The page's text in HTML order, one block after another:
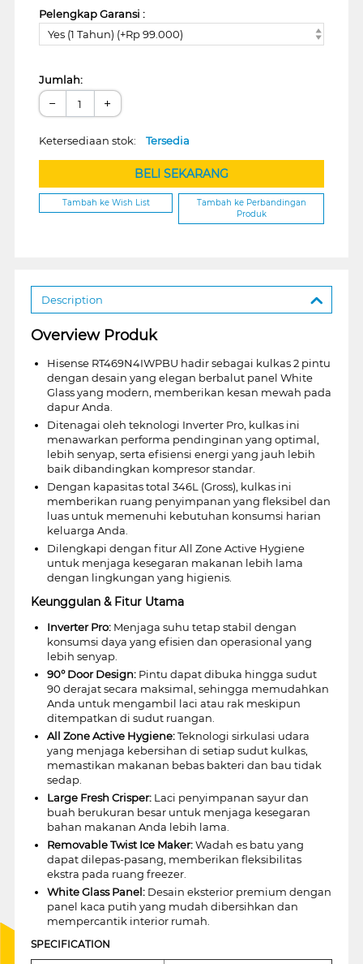
Pelengkap Garansi :
Yes (1 Tahun) (+Rp 99.000)
Jumlah:
− +
Ketersediaan stok: Tersedia
BELI SEKARANG
Tambah ke Wish List
Tambah ke Perbandingan
Produk
Description
Overview Produk
Hisense RT469N4IWPBU hadir sebagai kulkas 2 pintu
dengan desain yang elegan berbalut panel White
Glass yang modern, memberikan kesan mewah pada
dapur Anda.
Ditenagai oleh teknologi Inverter Pro, kulkas ini
menawarkan performa pendinginan yang optimal,
lebih senyap, serta efisiensi energi yang jauh lebih
baik dibandingkan kompresor standar.
Dengan kapasitas total 346L (Gross), kulkas ini
memberikan ruang penyimpanan yang fleksibel dan
luas untuk memenuhi kebutuhan konsumsi harian
keluarga Anda.
Dilengkapi dengan fitur All Zone Active Hygiene
untuk menjaga kesegaran makanan lebih lama
dengan lingkungan yang higienis.
Keunggulan & Fitur Utama
Inverter Pro:Menjaga suhu tetap stabil dengan
konsumsi daya yang efisien dan operasional yang
lebih senyap.
90° Door Design:Pintu dapat dibuka hingga sudut
90 derajat secara maksimal, sehingga memudahkan
Anda untuk mengambil laci atau rak meskipun
ditempatkan di sudut ruangan.
All Zone Active Hygiene:Teknologi sirkulasi udara
yang menjaga kebersihan di setiap sudut kulkas,
memastikan makanan bebas bakteri dan bau tidak
sedap.
Large Fresh Crisper:Laci penyimpanan sayur dan
buah berukuran besar untuk menjaga kesegaran
bahan makanan Anda lebih lama.
Removable Twist Ice Maker:Wadah es batu yang
dapat dilepas-pasang, memberikan fleksibilitas
ekstra pada ruang freezer.
White Glass Panel:Desain eksterior premium dengan
panel kaca putih yang mudah dibersihkan dan
mempercantik interior rumah.
SPECIFICATION